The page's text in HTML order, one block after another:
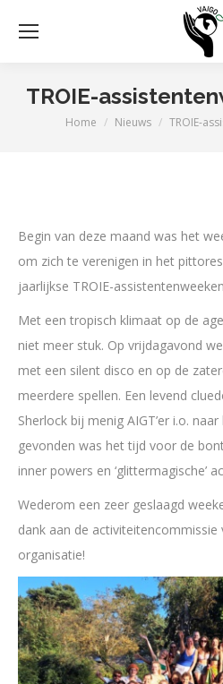
TROIE-
Je bent hier:
Home Nieuws TROIE-
Begin van deze maand was het
om zich te verenigen in het
jaarlijkse TROIE-
Met een tropisch klimaat op de
niet meer stuk. Op vrijdagavond
met een silent disco en op de
meerdere spellen. Een levend
Sherlock bij menig AIGT’er i.o.
gevonden was het tijd voor de
inner powers en ‘glittermagische’
Wederom een zeer geslaagd
dank aan de
organisatie!